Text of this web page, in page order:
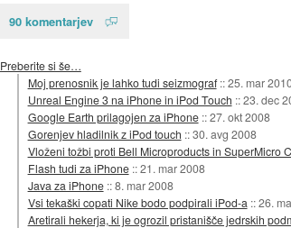
90 komentarjev
Preberite si še…
Moj prenosnik je lahko tudi seizmograf ::25. mar
Unreal Engine 3 na iPhone in iPod Touch ::23. dec
Google Earth prilagojen za iPhone ::27. okt 2008
Gorenjev hladilnik z iPod touch ::30. avg 2008
Vloženi tožbi proti Bell Microproducts in SuperMicro
Flash tudi za iPhone ::21. mar 2008
Java za iPhone ::8. mar 2008
Vsi tekaški copati Nike bodo podpirali iPod-a ::26.
Aretirali hekerja, ki je ogrozil pristanišče jedrskih